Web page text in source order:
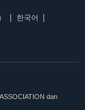
한국어
dan